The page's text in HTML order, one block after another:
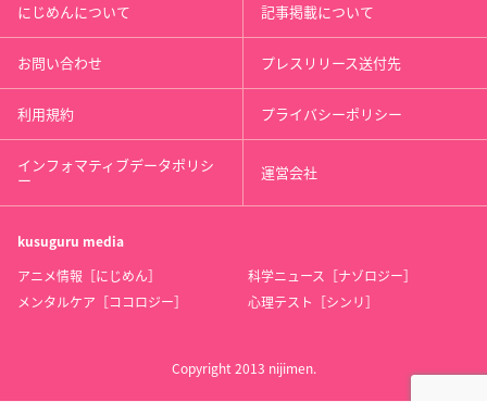
にじめんについて 記事掲載について
お問い合わせ プレスリリース送付先
利用規約 プライバシーポリシー
インフォマティブデータポリシ
ー 運営会社
kusuguru media
アニメ情報［にじめん］
科学ニュース［ナゾロジー］
メンタルケア［ココロジー］
心理テスト［シンリ］
Copyright 2013 nijimen.